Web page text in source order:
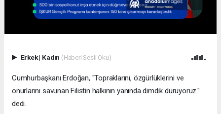
Erkek| Kadın (Haberi Sesli Oku)
Cumhurbaşkanı Erdoğan, "Topraklarını, özgürlüklerini ve
onurlarını savunan Filistin halkının yanında dimdik duruyoruz."
dedi.